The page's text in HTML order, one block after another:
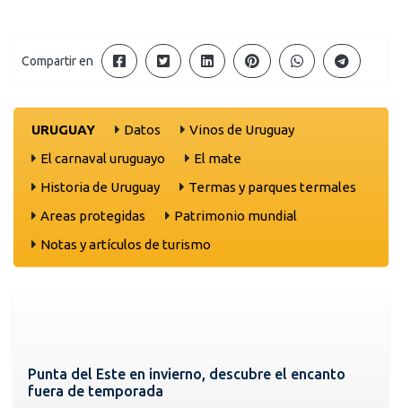
Compartir en
URUGUAY Datos
Vinos de Uruguay
El carnaval uruguayo
El mate
Historia de Uruguay
Termas y parques termales
Areas protegidas
Patrimonio mundial
Notas y artículos de turismo
Punta del Este en invierno, descubre el encanto
fuera de temporada